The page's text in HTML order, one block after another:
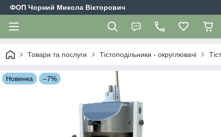
ФОП Чорний Микола Вікторович
Товари та послуги Тістоподільники - округлювачі
Новинка –7%